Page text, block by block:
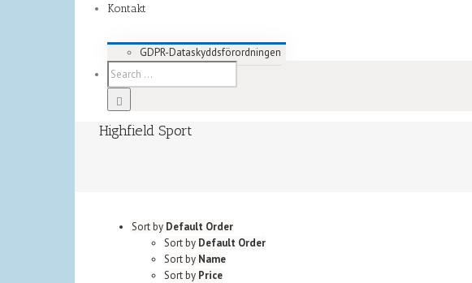
Kontakt
GDPR-Dataskyddsförordningen
Highfield Sport
Sort by Default Order
Sort by Default Order
Sort by Name
Sort by Price